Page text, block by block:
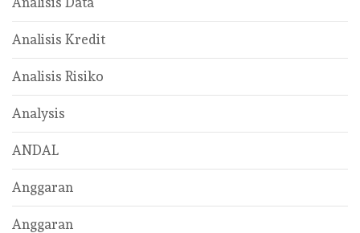
Analisis Kredit
Analisis Risiko
Analysis
ANDAL
Anggaran
Anggaran